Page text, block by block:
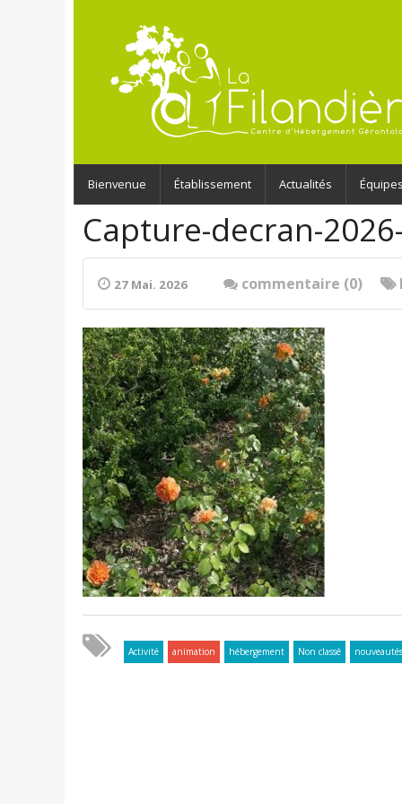
Bienvenue Établissement Actualités Équipes
Capture-decran-
27 Mai. 2026 commentaire (0)
Activité animation hébergement Non classé nouveautés